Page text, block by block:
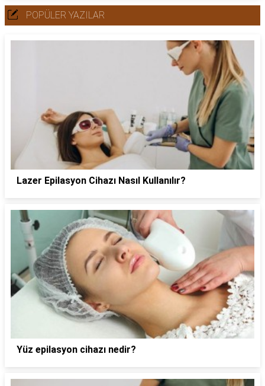
POPÜLER YAZILAR
Lazer Epilasyon Cihazı Nasıl Kullanılır?
Yüz epilasyon cihazı nedir?